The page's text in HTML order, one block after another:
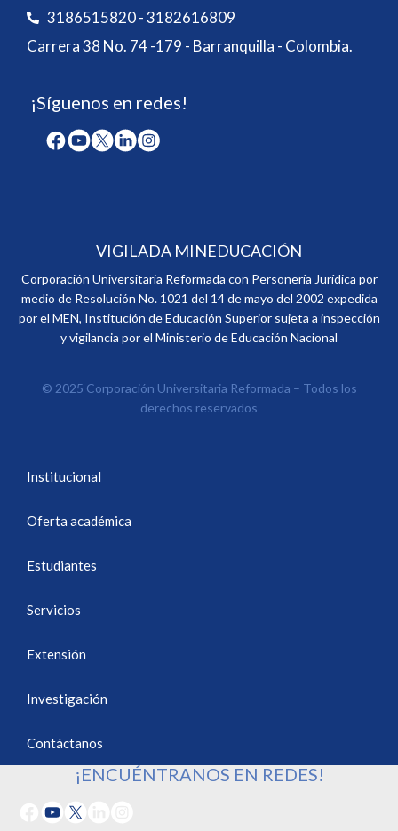
3186515820 - 3182616809
Carrera 38 No. 74 -179 - Barranquilla - Colombia.
¡Síguenos en redes!
VIGILADA MINEDUCACIÓN
Corporación Universitaria Reformada con Personería Jurídica por
medio de Resolución No. 1021 del 14 de mayo del 2002 expedida
por el MEN, Institución de Educación Superior sujeta a inspección
y vigilancia por el Ministerio de Educación Nacional
© 2025 Corporación Universitaria Reformada – Todos los
derechos reservados
Institucional
Oferta académica
Estudiantes
Servicios
Extensión
Investigación
Contáctanos
¡ENCUÉNTRANOS EN REDES!